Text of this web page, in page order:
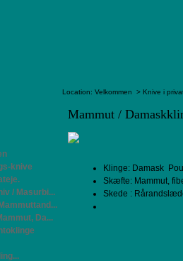
Location: Velkommen > Knive i
knive
/ Masurbi...
Da...
Mammut /
Klinge: Damask
Skæfte: Mammut,
Skede :